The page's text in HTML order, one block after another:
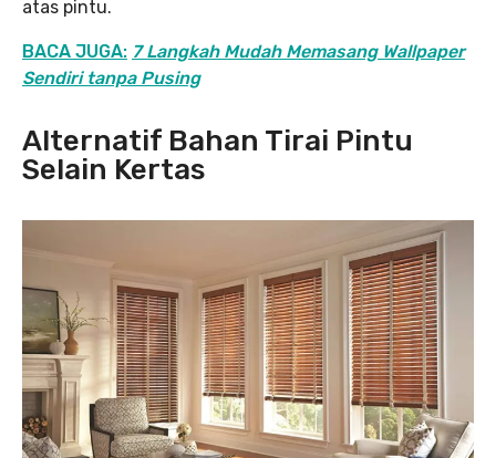
atas pintu.
BACA JUGA: 7 Langkah Mudah Memasang Wallpaper
Sendiri tanpa Pusing
Alternatif Bahan Tirai Pintu
Selain Kertas